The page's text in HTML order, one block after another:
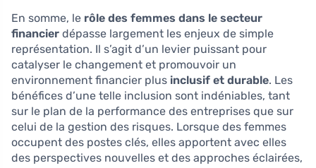
En somme, le rôle des femmes dans le secteur
financier dépasse largement les enjeux de simple
représentation. Il s’agit d’un levier puissant pour
catalyser le changement et promouvoir un
environnement financier plus inclusif et durable. Les
bénéfices d’une telle inclusion sont indéniables, tant
sur le plan de la performance des entreprises que sur
celui de la gestion des risques. Lorsque des femmes
occupent des postes clés, elles apportent avec elles
des perspectives nouvelles et des approches éclairées,